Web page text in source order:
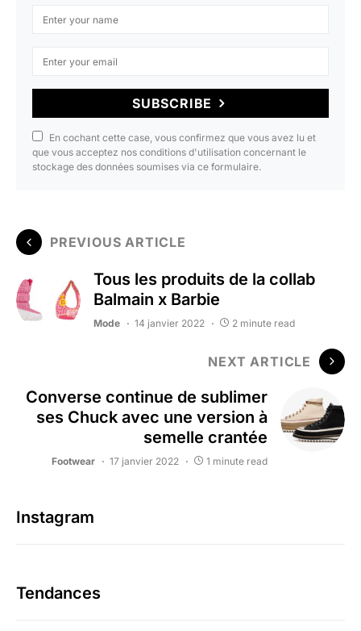
SUBSCRIBE
En cochant cette case, vous confirmez que vous avez lu et
que vous acceptez nos conditions d'utilisation concernant le
stockage des données soumises via ce formulaire.
PREVIOUS ARTICLE
Tous les produits de la collab
Balmain x Barbie
Mode 14 janvier 2022 2 minute read
NEXT ARTICLE
Converse continue de sublimer
ses Chuck avec une version à
semelle crantée
Footwear 17 janvier 2022 1 minute read
Instagram
Tendances